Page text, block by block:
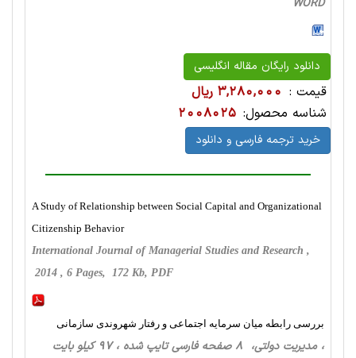
WORD
دانلود رایگان مقاله انگلیسی
قیمت : 3,280,000 ریال
شناسه محصول: 2008025
خرید ترجمه فارسی و دانلود
A Study of Relationship between Social Capital and Organizational
Citizenship Behavior
International Journal of Managerial Studies and Research ,
2014 , 6 Pages, 172 Kb, PDF
بررسی رابطه میان سرمایه اجتماعی و رفتار شهروندی سازمانی
، مدیریت دولتی، 8 صفحه فارسی تایپ شده ، 97 کیلو بایت